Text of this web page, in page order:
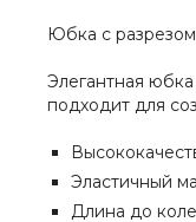
Юбка с
Элегантная
подходит для
Эластичный
Длина до